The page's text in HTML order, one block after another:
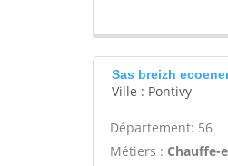
Sas breizh
Ville : Pontivy
Département: 56
Métiers : Chauffe-